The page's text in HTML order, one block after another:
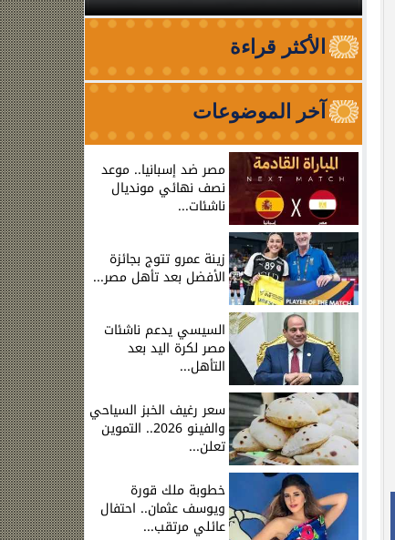
الأكثر قراءة
آخر الموضوعات
مصر ضد إسبانيا.. موعد
نصف نهائي مونديال
ناشئات...
زينة عمرو تتوج بجائزة
الأفضل بعد تأهل مصر...
السيسي يدعم ناشئات
مصر لكرة اليد بعد
التأهل...
سعر رغيف الخبز السياحي
والفينو 2026.. التموين
تعلن...
خطوبة ملك قورة
ويوسف عثمان.. احتفال
عائلي مرتقب...